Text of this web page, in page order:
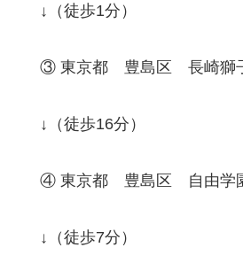
↓（徒歩1分）
③ 東京都 豊島区 長崎獅
↓（徒歩16分）
④ 東京都 豊島区 自由学
↓（徒歩7分）